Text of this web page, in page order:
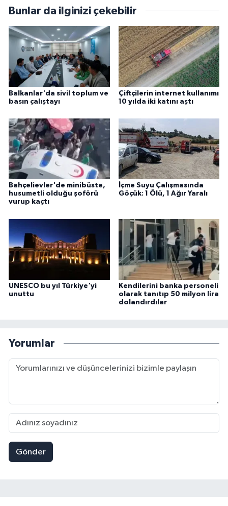
Bunlar da ilginizi çekebilir
Balkanlar'da sivil toplum ve
basın çalıştayı
Çiftçilerin internet kullanımı
10 yılda iki katını aştı
Bahçelievler'de minibüste,
husumetli olduğu şoförü
vurup kaçtı
İçme Suyu Çalışmasında
Göçük: 1 Ölü, 1 Ağır Yaralı
UNESCO bu yıl Türkiye'yi
unuttu
Kendilerini banka personeli
olarak tanıtıp 50 milyon lira
dolandırdılar
Yorumlar
Gönder